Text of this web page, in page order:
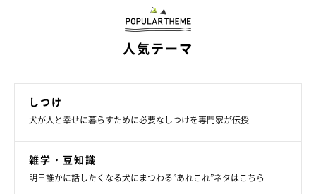
人気テーマ
しつけ
犬が人と幸せに暮らすために必要なしつけを専門家が伝授
雑学・豆知識
明日誰かに話したくなる犬にまつわる”あれこれ”ネタはこちら